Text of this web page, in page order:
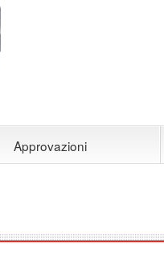
Approvazioni